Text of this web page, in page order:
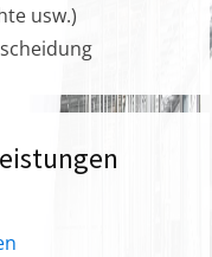
usw.)